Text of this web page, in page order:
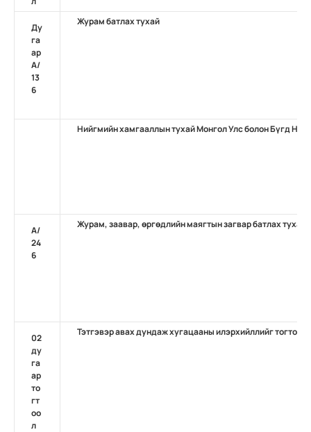
Ду
га
ар
А/
13
6
Журам батлах тухай
Нийгмийн хамгааллын тухай Монгол Улс болон Бүгд
A/
24
6
Журам, заавар, өргөдлийн маягтын загвар батлах тухай
02
ду
га
ар
то
гт
оо
л
Тэтгэвэр авах дундаж хугацааны илэрхийллийг тогтоох